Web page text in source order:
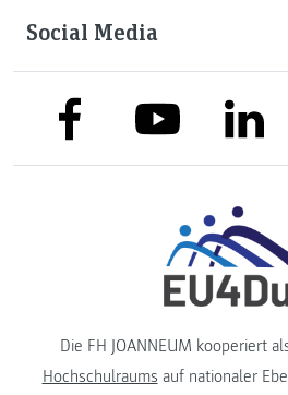
Social Media
link to facebooklink to youtube
Die FH JOANNEUM kooperiert
Hochschulraums auf nationaler